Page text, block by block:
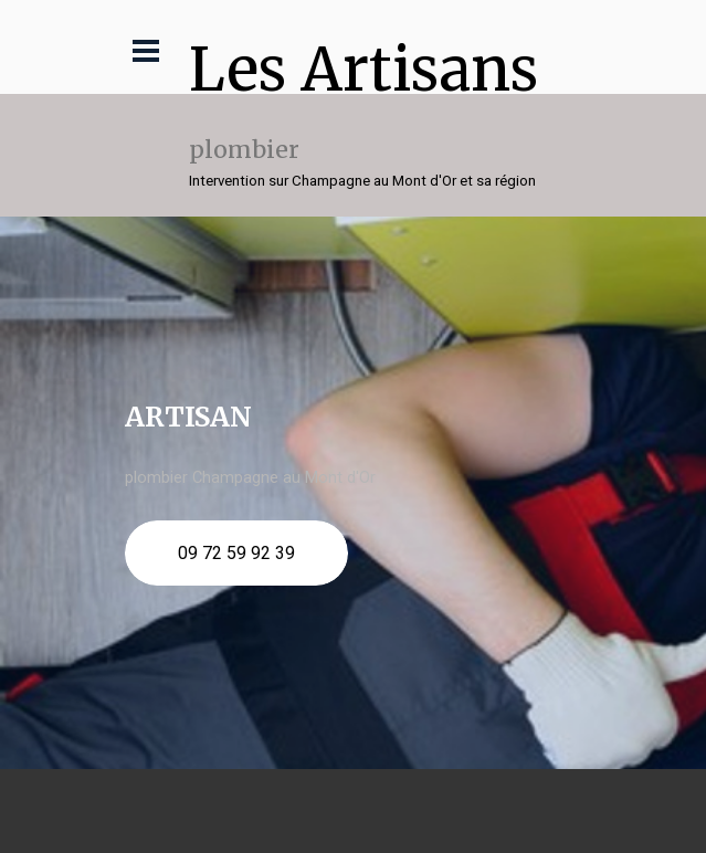
Les Artisans
plombier
Intervention sur Champagne au Mont d'Or et sa région
ARTISAN
plombier Champagne au Mont d'Or
09 72 59 92 39